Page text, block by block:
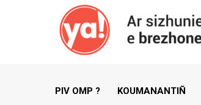
PIV OMP ? KOUMANANTIÑ